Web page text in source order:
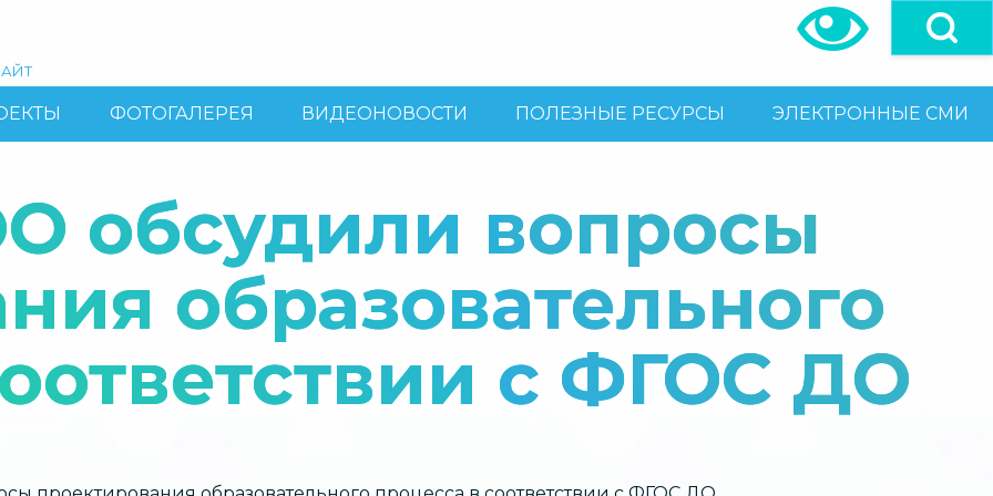
ФОТОГАЛЕРЕЯ ВИДЕОНОВОСТИ ПОЛЕЗНЫЕ РЕСУРСЫ ЭЛЕКТРОННЫЕ СМИ
обсудили вопросы
образовательного
с ФГОС ДО